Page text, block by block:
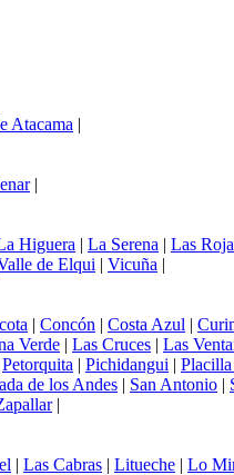
Atacama |
|
Higuera | La Serena | Las
de Elqui | Vicuña |
| Concón | Costa Azul |
Verde | Las Cruces | Las
Petorquita | Pichidangui | Placilla
de los Andes | San Antonio |
|
| Las Cabras | Litueche | Lo